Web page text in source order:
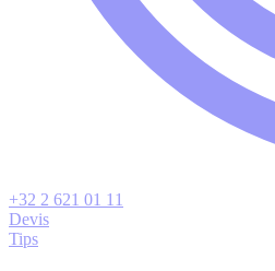
+32 2 621 01 11
Devis
Tips